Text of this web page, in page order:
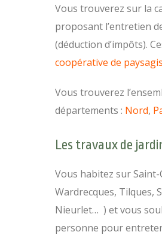
Vous trouverez sur la
proposant l’entretien
(déduction d’impôts).
coopérative de
Vous trouverez
départements : Nord,
Les travaux de
Vous habitez sur
Wardrecques, Tilques,
Nieurlet… ) et vous
personne pour